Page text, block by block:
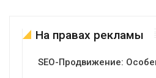
На правах рекламы
SEO-Продвижение: